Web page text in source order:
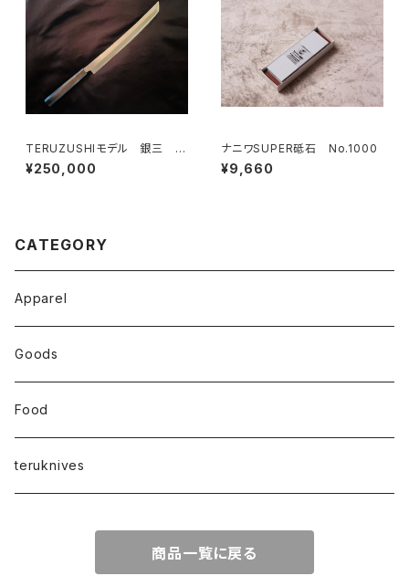
TERUZUSHIモデル 銀三 黒
檀柄 先丸 390
¥250,000
ナニワSUPER砥石 No.1000
¥9,660
CATEGORY
Apparel
Goods
Food
teruknives
商品一覧に戻る